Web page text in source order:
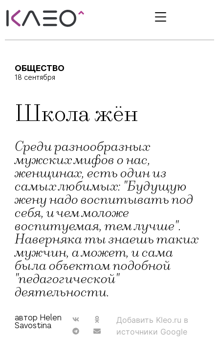
ОБЩЕСТВО
18 сентября
Школа жён
Среди разнообразных
мужских мифов о нас,
женщинах, есть один из
самых любимых: "Будущую
жену надо воспитывать под
себя, и чем моложе
воспитуемая, тем лучше".
Наверняка ты знаешь таких
мужчин, а может, и сама
была объектом подобной
"педагогической"
деятельности.
автор Helen
Savostina
Добавить Kleo.ru в
источники Google